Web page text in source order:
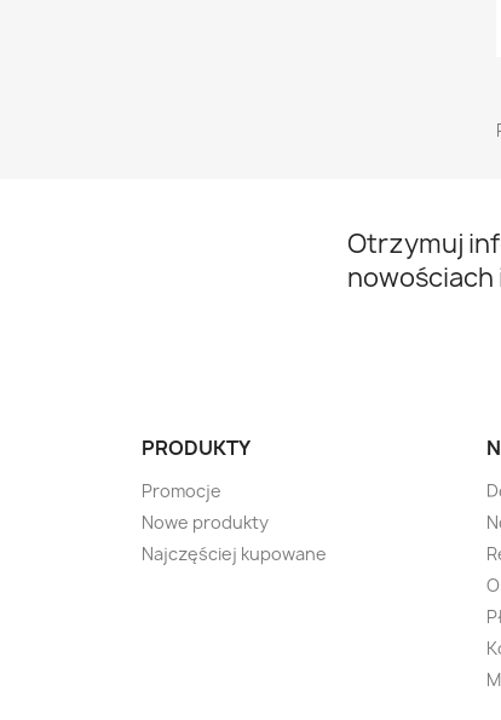
Otrzymuj
PRODUKTY
Promocje
Nowe produkty
Najczęściej kupowane